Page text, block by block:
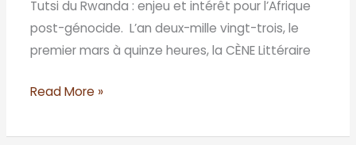
Tutsi du Rwanda : enjeu et intérêt pour l’Afrique
post-génocide. L’an deux-mille vingt-trois, le
premier mars à quinze heures, la CÈNE Littéraire
Read More »